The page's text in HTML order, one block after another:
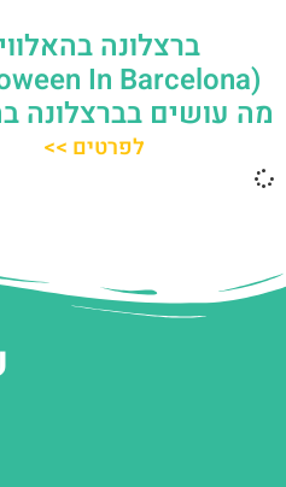
ברצלונה
מה עושים בברצלונה
לפרטים >>